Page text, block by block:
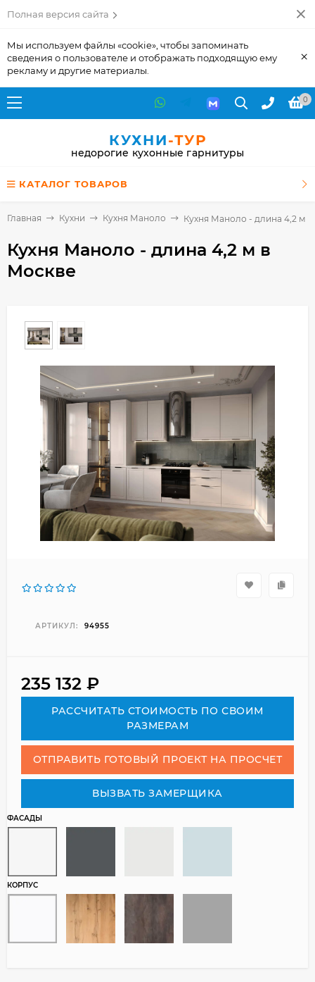
Полная версия сайта
Мы используем файлы «cookie», чтобы запоминать
сведения о пользователе и отображать подходящую ему
рекламу и другие материалы.
×
0
КУХНИ-ТУР
недорогие кухонные гарнитуры
КАТАЛОГ ТОВАРОВ
Главная Кухни Кухня Маноло Кухня Маноло - длина 4,2 м
Кухня Маноло - длина 4,2 м в
Москве
АРТИКУЛ: 94955
235 132 ₽
РАСCЧИТАТЬ СТОИМОСТЬ ПО СВОИМ
РАЗМЕРАМ
ОТПРАВИТЬ ГОТОВЫЙ ПРОЕКТ НА ПРОСЧЕТ
ВЫЗВАТЬ ЗАМЕРЩИКА
ФАСАДЫ
КОРПУС